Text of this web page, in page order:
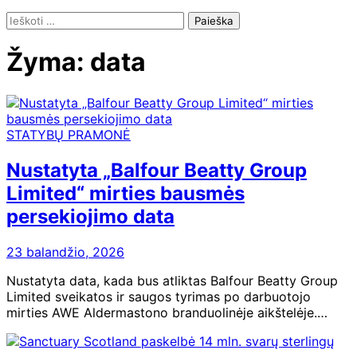
Ieškoti:
Žyma: data
STATYBŲ PRAMONĖ
Nustatyta „Balfour Beatty Group
Limited“ mirties bausmės
persekiojimo data
23 balandžio, 2026
Nustatyta data, kada bus atliktas Balfour Beatty Group
Limited sveikatos ir saugos tyrimas po darbuotojo
mirties AWE Aldermastono branduolinėje aikštelėje.…